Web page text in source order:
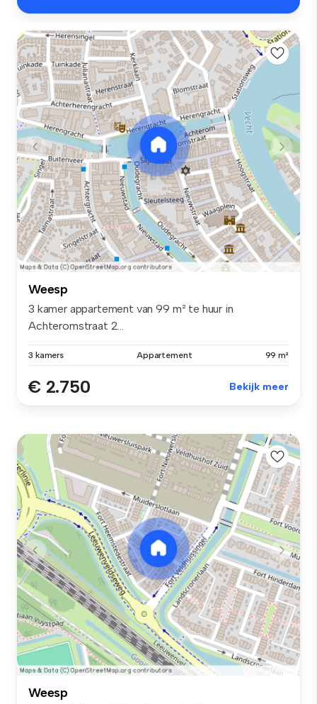
Weesp
3 kamer appartement van 99 m² te huur in
Achteromstraat 2...
3 kamers Appartement 99 m²
€ 2.750 Bekijk meer
Weesp